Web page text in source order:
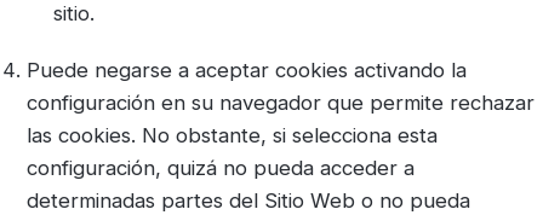
sitio.
Puede negarse a aceptar cookies activando la
configuración en su navegador que permite rechazar
las cookies. No obstante, si selecciona esta
configuración, quizá no pueda acceder a
determinadas partes del Sitio Web o no pueda